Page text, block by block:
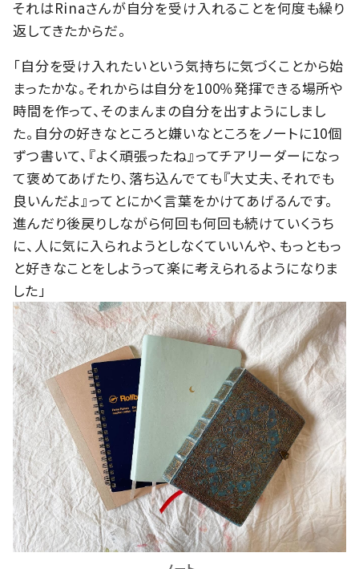
それはRinaさんが自分を受け入れることを何度も繰り
返してきたからだ。
「自分を受け入れたいという気持ちに気づくことから始
まったかな。それからは自分を100％発揮できる場所や
時間を作って、そのまんまの自分を出すようにしまし
た。自分の好きなところと嫌いなところをノートに10個
ずつ書いて、『よく頑張ったね』ってチアリーダーになっ
て褒めてあげたり、落ち込んでても『大丈夫、それでも
良いんだよ』ってとにかく言葉をかけてあげるんです。
進んだり後戻りしながら何回も何回も続けていくうち
に、人に気に入られようとしなくていいんや、もっともっ
と好きなことをしようって楽に考えられるようになりま
した」